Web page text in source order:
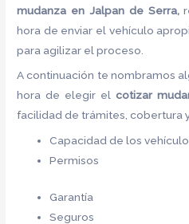
mudanza en Jalpan de Serra,
hora de enviar el vehículo
para agilizar el proceso.
A continuación te nombramos
hora de elegir elcotizar
facilidad de trámites, cobertura
Capacidad de los
Permisos
Garantía
Seguros